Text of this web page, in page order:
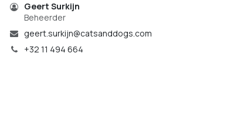
Geert Surkijn
Beheerder
geert.surkijn@catsanddogs.com
+32 11 494 664